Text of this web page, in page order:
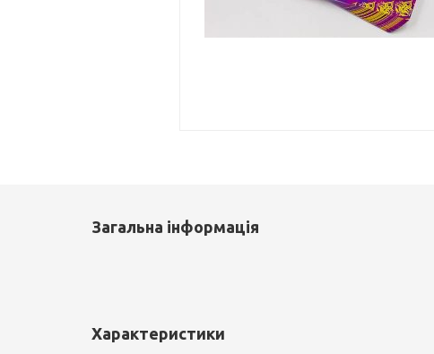
Загальна інформація
Характеристики